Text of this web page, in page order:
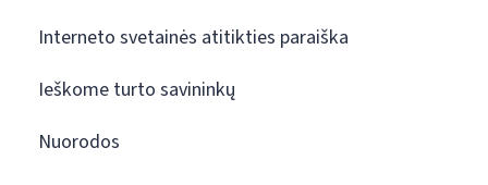
Interneto svetainės atitikties paraiška
Ieškome turto savininkų
Nuorodos